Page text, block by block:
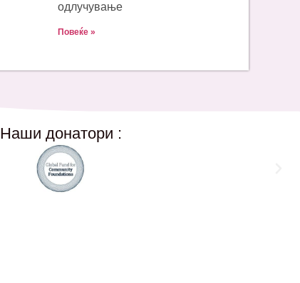
одлучување
Повеќе »
Наши донатори :